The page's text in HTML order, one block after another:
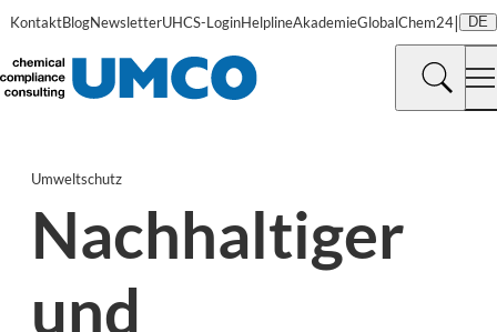
KontaktBlogNewsletterUHCS-LoginHelplineAkademieGlobalChem24| DE
Umweltschutz
Nachhaltiger
und